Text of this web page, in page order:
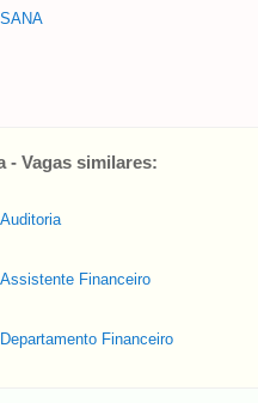
SANA
- Vagas similares:
Auditoria
Assistente Financeiro
Departamento Financeiro